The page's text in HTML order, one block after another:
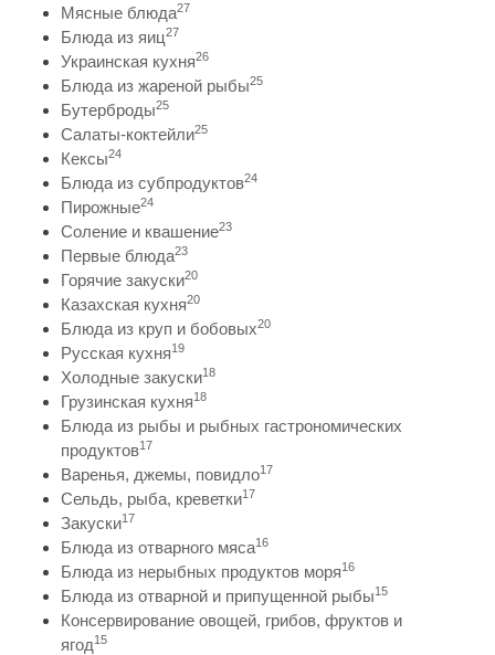
Мясные блюда27
Блюда из яиц27
Украинская кухня26
Блюда из жареной рыбы25
Бутерброды25
Салаты-коктейли25
Кексы24
Блюда из субпродуктов24
Пирожные24
Соление и квашение23
Первые блюда23
Горячие закуски20
Казахская кухня20
Блюда из круп и бобовых20
Русская кухня19
Холодные закуски18
Грузинская кухня18
Блюда из рыбы и рыбных гастрономических
продуктов17
Варенья, джемы, повидло17
Сельдь, рыба, креветки17
Закуски17
Блюда из отварного мяса16
Блюда из нерыбных продуктов моря16
Блюда из отварной и припущенной рыбы15
Консервирование овощей, грибов, фруктов и
ягод15